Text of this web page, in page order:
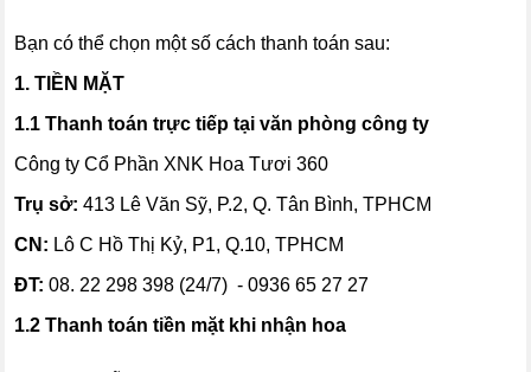
Bạn có thể chọn một số cách thanh toán sau:
1. TIỀN MẶT
1.1 Thanh toán trực tiếp tại văn phòng công ty
Công ty Cổ Phần XNK Hoa Tươi 360
Trụ sở: 413 Lê Văn Sỹ, P.2, Q. Tân Bình, TPHCM
CN: Lô C Hồ Thị Kỷ, P1, Q.10, TPHCM
ĐT: 08. 22 298 398 (24/7) - 0936 65 27 27
1.2 Thanh toán tiền mặt khi nhận hoa